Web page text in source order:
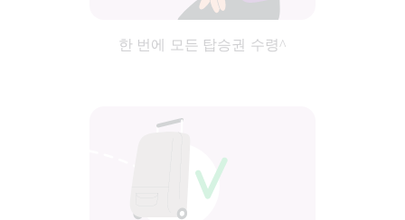
한 번에 모든 탑승권 수령^